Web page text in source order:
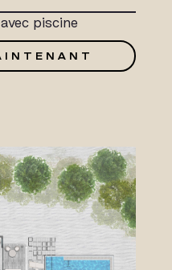
piscine